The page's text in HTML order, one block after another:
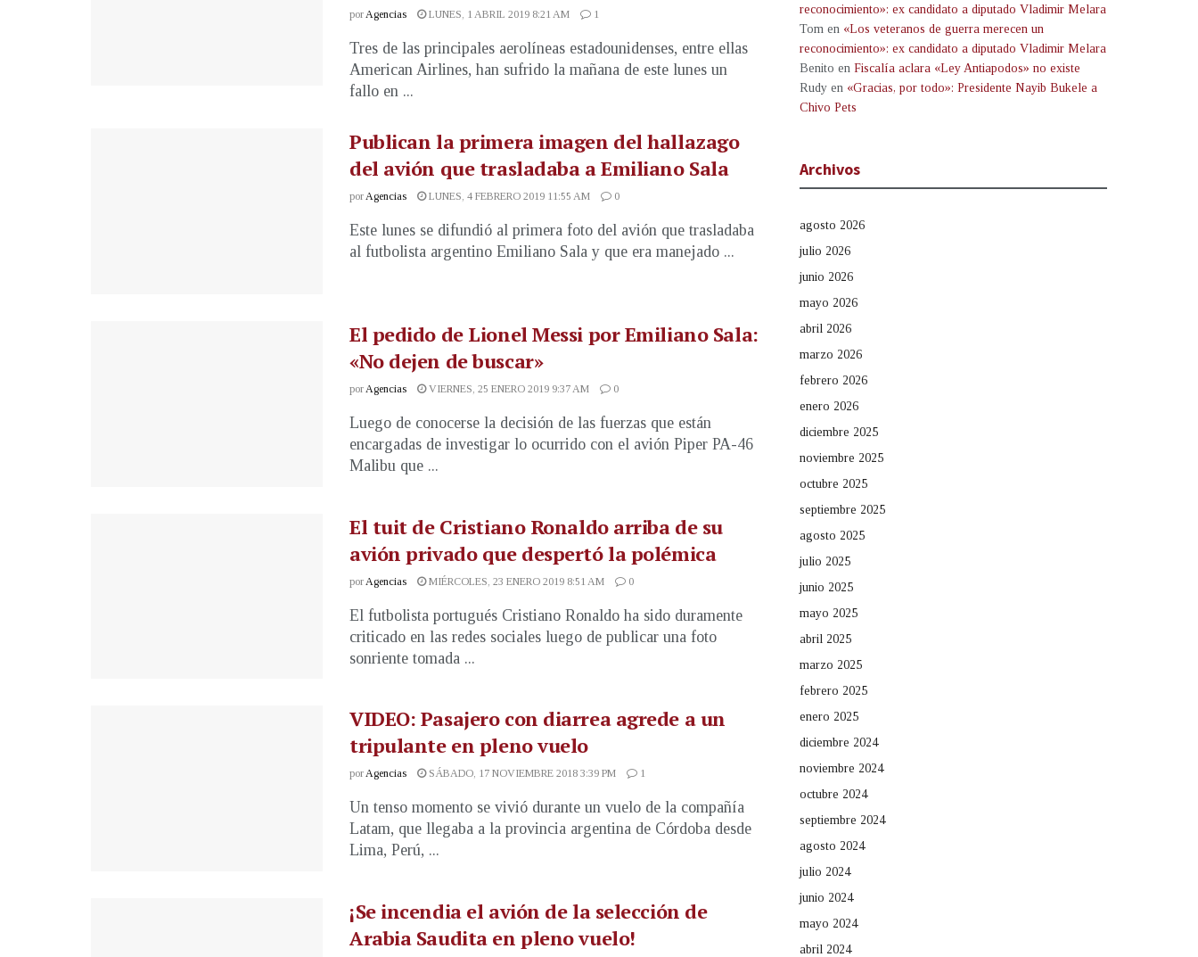
por Agencias LUNES, 1 ABRIL 2019 8:21 AM 1
Tres de las principales aerolíneas estadounidenses, entre ellas
American Airlines, han sufrido la mañana de este lunes un
fallo en ...
Publican la primera imagen del hallazago
del avión que trasladaba a Emiliano Sala
por Agencias LUNES, 4 FEBRERO 2019 11:55 AM 0
Este lunes se difundió al primera foto del avión que trasladaba
al futbolista argentino Emiliano Sala y que era manejado ...
El pedido de Lionel Messi por Emiliano Sala:
«No dejen de buscar»
por Agencias VIERNES, 25 ENERO 2019 9:37 AM 0
Luego de conocerse la decisión de las fuerzas que están
encargadas de investigar lo ocurrido con el avión Piper PA-46
Malibu que ...
El tuit de Cristiano Ronaldo arriba de su
avión privado que despertó la polémica
por Agencias MIÉRCOLES, 23 ENERO 2019 8:51 AM 0
El futbolista portugués Cristiano Ronaldo ha sido duramente
criticado en las redes sociales luego de publicar una foto
sonriente tomada ...
VIDEO: Pasajero con diarrea agrede a un
tripulante en pleno vuelo
porAgencias SÁBADO, 17 NOVIEMBRE 2018 3:39 PM 1
Un tenso momento se vivió durante un vuelo de la compañía
Latam, que llegaba a la provincia argentina de Córdoba desde
Lima, Perú, ...
¡Se incendia el avión de la selección de
Arabia Saudita en pleno vuelo!
reconocimiento»: ex candidato a diputado Vladimir Melara
Tom en «Los veteranos de guerra merecen un
reconocimiento»: ex candidato a diputado Vladimir Melara
Benito en Fiscalía aclara «Ley Antiapodos» no existe
Rudy en «Gracias, por todo»: Presidente Nayib Bukele a
Chivo Pets
Archivos
agosto 2026
julio 2026
junio 2026
mayo 2026
abril 2026
marzo 2026
febrero 2026
enero 2026
diciembre 2025
noviembre 2025
octubre 2025
septiembre 2025
agosto 2025
julio 2025
junio 2025
mayo 2025
abril 2025
marzo 2025
febrero 2025
enero 2025
diciembre 2024
noviembre 2024
octubre 2024
septiembre 2024
agosto 2024
julio 2024
junio 2024
mayo 2024
abril 2024